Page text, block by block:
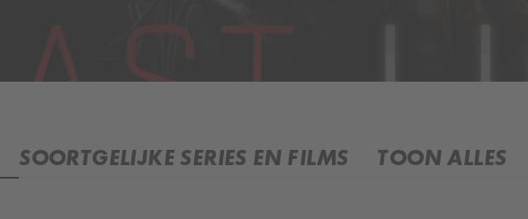
SOORTGELIJKE SERIES EN FILMS TOON ALLES